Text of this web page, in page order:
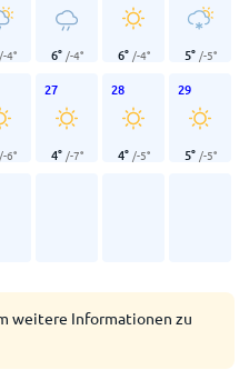
/-4° 6° /-4° 6° /-4° 5° /-5°
/-6°
27
4° /-7°
28
4° /-5°
29
5° /-5°
weitere Informationen zu